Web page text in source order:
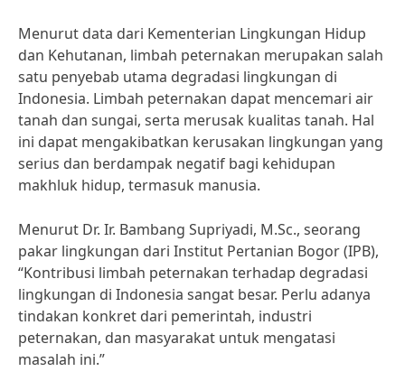
Menurut data dari Kementerian Lingkungan Hidup
dan Kehutanan, limbah peternakan merupakan salah
satu penyebab utama degradasi lingkungan di
Indonesia. Limbah peternakan dapat mencemari air
tanah dan sungai, serta merusak kualitas tanah. Hal
ini dapat mengakibatkan kerusakan lingkungan yang
serius dan berdampak negatif bagi kehidupan
makhluk hidup, termasuk manusia.
Menurut Dr. Ir. Bambang Supriyadi, M.Sc., seorang
pakar lingkungan dari Institut Pertanian Bogor (IPB),
“Kontribusi limbah peternakan terhadap degradasi
lingkungan di Indonesia sangat besar. Perlu adanya
tindakan konkret dari pemerintah, industri
peternakan, dan masyarakat untuk mengatasi
masalah ini.”